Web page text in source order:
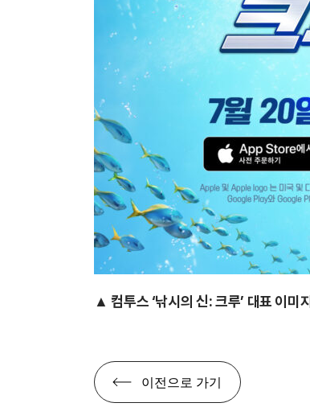
▲ 컴투스 ‘낚시의 신: 크루’ 대표 이미지
이전으로 가기